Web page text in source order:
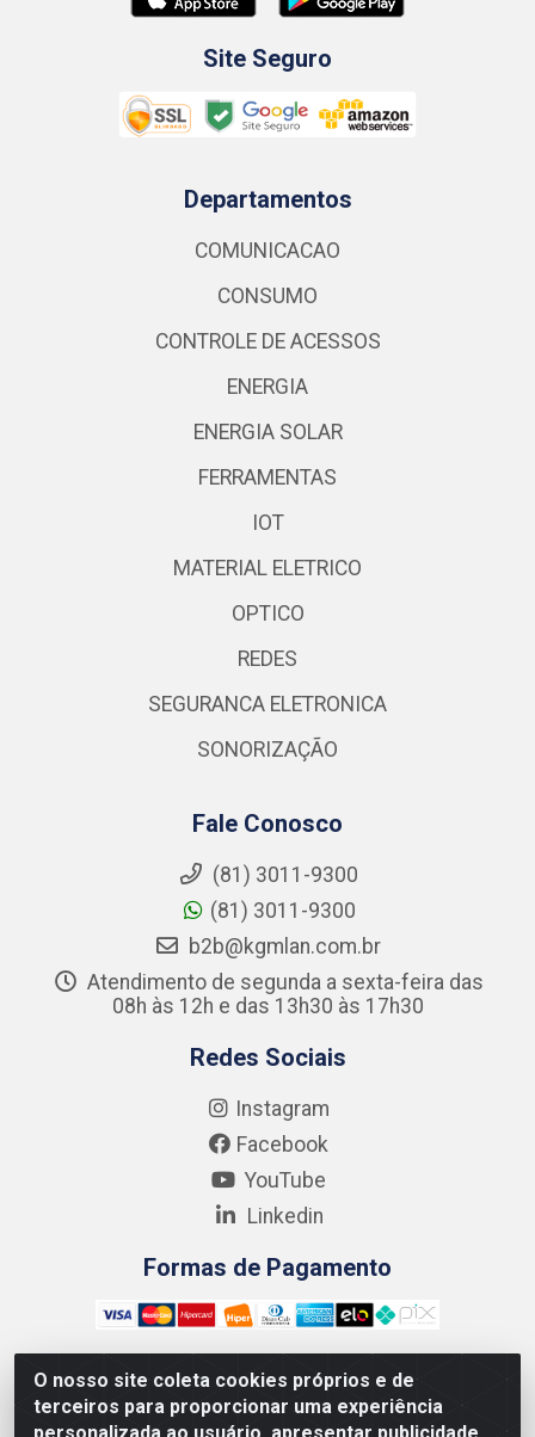
O nosso site coleta cookies próprios e de
terceiros para proporcionar uma experiência
Site Seguro
Departamentos
COMUNICACAO
CONSUMO
CONTROLE DE ACESSOS
ENERGIA
ENERGIA SOLAR
FERRAMENTAS
IOT
MATERIAL ELETRICO
OPTICO
REDES
SEGURANCA ELETRONICA
SONORIZAÇÃO
Fale Conosco
(81) 3011-9300
(81) 3011-9300
b2b@kgmlan.com.br
Atendimento de segunda a sexta-feira das
08h às 12h e das 13h30 às 17h30
Redes Sociais
Instagram
Facebook
YouTube
Linkedin
Formas de Pagamento
Kgmlan Distribuidora LTDA - CNPJ 18.217.682/0001-54 -
Rua Pedro de Barros Cavalcante, 58 - Bultrins, Olinda/PE